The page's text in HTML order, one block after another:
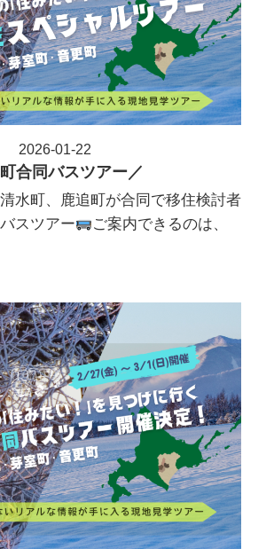
合同バスツアー／
水町、鹿追町が合同で移住検討者
スツアー
ご案内できるのは、
投稿日
2026-01-22